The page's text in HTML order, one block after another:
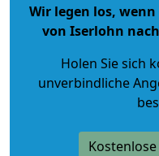
Wir legen los,
von Iserlohn
Holen Sie sich
unverbindliche